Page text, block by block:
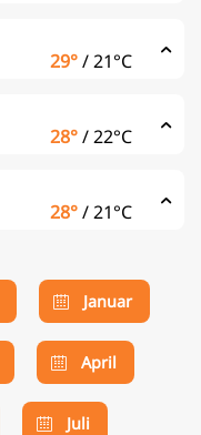
29°/21°C
28°/22°C
28°/21°C
Januar
April
Juli